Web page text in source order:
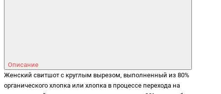
Описание
Женский свитшот с круглым вырезом, выполненный из 80%
органического хлопка или хлопка в процессе перехода на